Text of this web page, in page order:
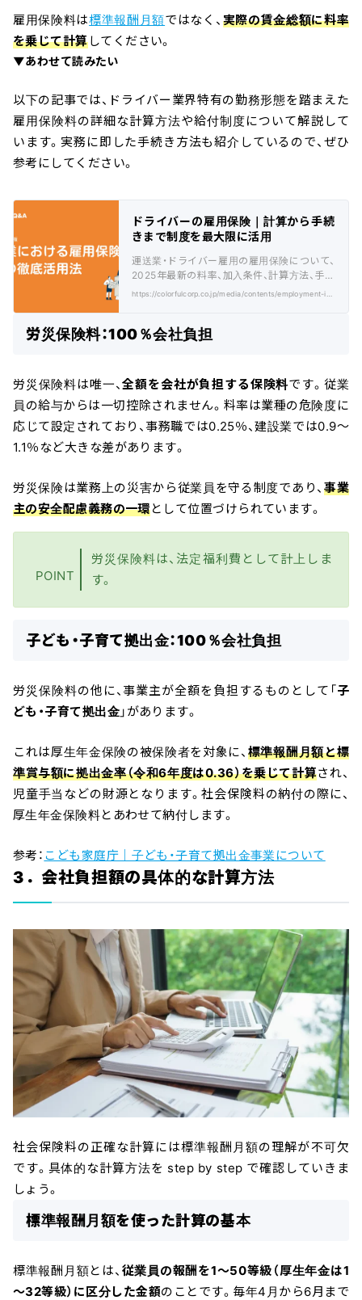
雇用保険料は標準報酬月額ではなく、 実際の賃金総額に料率
を乗じて計算してください。
▼あわせて読みたい
以下の記事では、ドライバー業界特有の勤務形態を踏まえた
雇用保険料の詳細な計算方法や給付制度について解説して
います。実務に即した手続き方法も紹介しているので、ぜひ
参考にしてください。
ドライバーの雇用保険｜計算から手続
きまで制度を最大限に活用
運送業・ドライバー雇用の雇用保険について、
2025年最新の料率、加入条件、計算方法、手続
き、給付金活用まで企業向けに徹底解説しまhttps://colorfulcorp.co.jp/media/contents/employment-insurance/
労災保険料：100％会社負担
労災保険料は唯一、全額を会社が負担する保険料です。従業
員の給与からは一切控除されません。料率は業種の危険度に
応じて設定されており、事務職では0.25％、建設業では0.9～
1.1％など大きな差があります。
労災保険は業務上の災害から従業員を守る制度であり、 事業
主の安全配慮義務の一環として位置づけられています。
POINT
労災保険料は、法定福利費として計上しま
す。
子ども・子育て拠出金：100％会社負担
労災保険料の他に、事業主が全額を負担するものとして「子
ども・子育て拠出金 」があります。
これは厚生年金保険の被保険者を対象に、 標準報酬月額と標
準賞与額に拠出金率（令和6年度は0.36）を乗じて計算され、
児童手当などの財源となります。社会保険料の納付の際に、
厚生年金保険料とあわせて納付します。
参考： こども家庭庁｜子ども・子育て拠出金事業について
3．会社負担額の具体的な計算方法
社会保険料の正確な計算には標準報酬月額の理解が不可欠
です。具体的な計算方法を step by step で確認していきま
しょう。
標準報酬月額を使った計算の基本
標準報酬月額とは、 従業員の報酬を1～50等級（厚生年金は1
～32等級）に区分した金額のことです。毎年4月から6月まで